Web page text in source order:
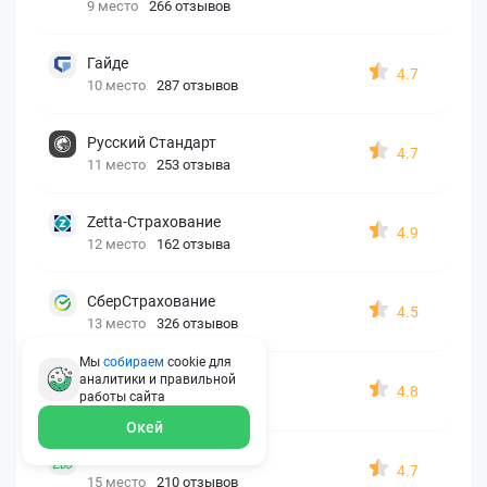
9 место 266 отзывов
Гайде
10 место 287 отзывов
4.7
Русский Стандарт
11 место 253 отзыва
4.7
Zetta-Страхование
12 место 162 отзыва
4.9
СберСтрахование
13 место 326 отзывов
4.5
Евроинс
14 место 187 отзывов
4.8
15 место 210 отзывов
4.7
Мы собираем cookie для
аналитики и правильной
работы сайта
Окей